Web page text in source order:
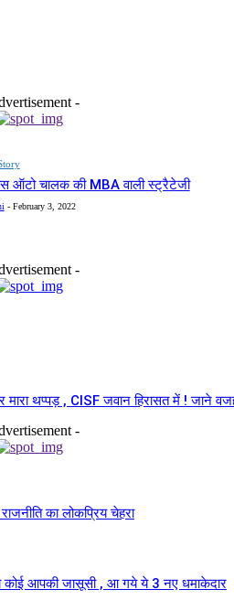
-
ऑटो चालक की MBA वाली स्ट्रैटेजी
- February 3, 2022
-
मारा थप्पड़ , CISF जवान हिरासत में ! जाने
-
का लोकप्रिय चेहरा
कोई आपकी जासूसी , आ गये ये 3 नए धमाकेदार